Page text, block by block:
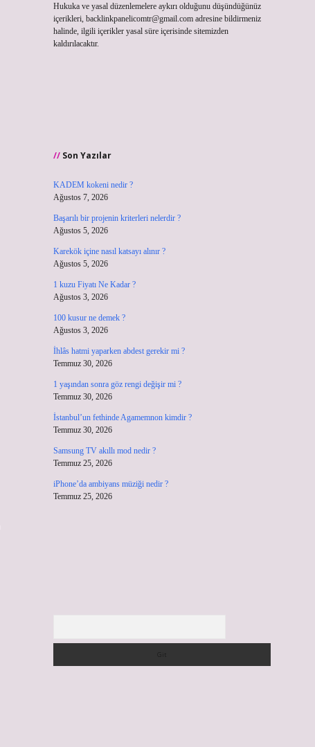
Hukuka ve yasal düzenlemelere aykırı olduğunu düşündüğünüz
içerikleri, backlinkpanelicomtr@gmail.comadresine bildirmeniz
halinde, ilgili içerikler yasal süre içerisinde sitemizden
kaldırılacaktır.
Son Yazılar
KADEM kokeni nedir ?
Ağustos 7, 2026
Başarılı bir projenin kriterleri nelerdir ?
Ağustos 5, 2026
Karekök içine nasıl katsayı alınır ?
Ağustos 5, 2026
1 kuzu Fiyatı Ne Kadar ?
Ağustos 3, 2026
100 kusur ne demek ?
Ağustos 3, 2026
İhlâs hatmi yaparken abdest gerekir mi ?
Temmuz 30, 2026
1 yaşından sonra göz rengi değişir mi ?
Temmuz 30, 2026
İstanbul’un fethinde Agamemnon kimdir ?
Temmuz 30, 2026
Samsung TV akıllı mod nedir ?
Temmuz 25, 2026
iPhone’da ambiyans müziği nedir ?
Temmuz 25, 2026